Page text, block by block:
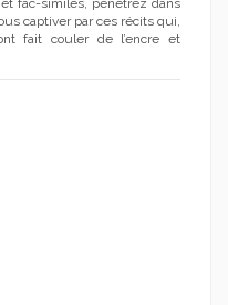
fac-similés, pénétrez dans
captiver par ces récits qui,
fait couler de l’encre et